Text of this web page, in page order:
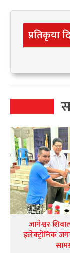
प्रतिकृया
जागेश्वर
इलेक्ट्रोनिक